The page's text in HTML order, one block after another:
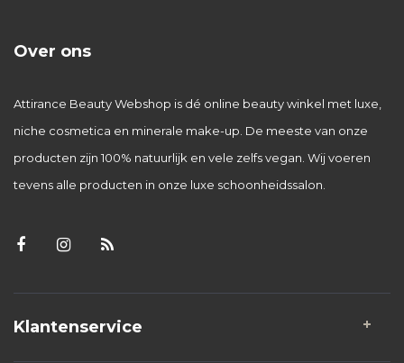
Over ons
Attirance Beauty Webshop is dé online beauty winkel met luxe,
niche cosmetica en minerale make-up. De meeste van onze
producten zijn 100% natuurlijk en vele zelfs vegan. Wij voeren
tevens alle producten in onze luxe schoonheidssalon.
Klantenservice